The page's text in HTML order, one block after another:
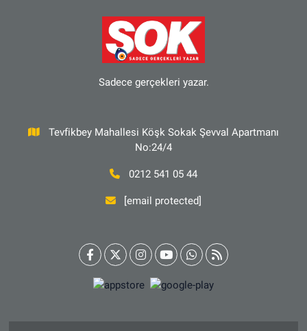
Sadece gerçekleri yazar.
Tevfikbey Mahallesi Köşk Sokak Şevval Apartmanı
No:24/4
0212 541 05 44
[email protected]